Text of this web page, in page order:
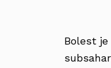
Bolest je